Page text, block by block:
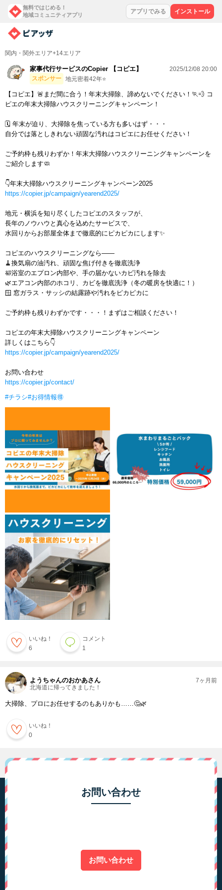
無料ではじめる！
地域コミュニティアプリ
アプリでみる インストール
関内・関外エリア+14エリア
家事代行サービスのCopier 【コピエ】
スポンサー 地元密着42年⭐️
2025/12/08 20:00
【コピエ】🚨まだ間に合う！年末大掃除、諦めないでください！🏃💨 コ
ピエの年末大掃除ハウスクリーニングキャンペーン！
🗓️ 年末が迫り、大掃除を焦っている方も多いはず・・・
自分では落としきれない頑固な汚れはコピエにお任せください！
ご予約枠も残りわずか！年末大掃除ハウスクリーニングキャンペーンを
ご紹介します🧼
👇年末大掃除ハウスクリーニングキャンペーン2025
https://copier.jp/campaign/yearend2025/
地元・横浜を知り尽くしたコピエのスタッフが、
長年のノウハウと真心を込めたサービスで、
水回りからお部屋全体まで徹底的にピカピカにします✨
コピエのハウスクリーニングなら――
🧹換気扇の油汚れ、頑固な焦げ付きを徹底洗浄
🛀浴室のエプロン内部や、手の届かないカビ汚れを除去
🌿エアコン内部のホコリ、カビを徹底洗浄（冬の暖房を快適に！）
🪟 窓ガラス・サッシの結露跡や汚れをピカピカに
ご予約枠も残りわずかです・・・！まずはご相談ください！
コピエの年末大掃除ハウスクリーニングキャンペーン
詳しくはこちら👇
https://copier.jp/campaign/yearend2025/
お問い合わせ
https://copier.jp/contact/
#チラシ#お得情報🉐
いいね！
6
コメント
1
ようちゃんのおかあさん
北海道に帰ってきました！
7ヶ月前
大掃除、プロにお任せするのもありかも……🤔🌿
いいね！
0
お問い合わせ
お問い合わせ